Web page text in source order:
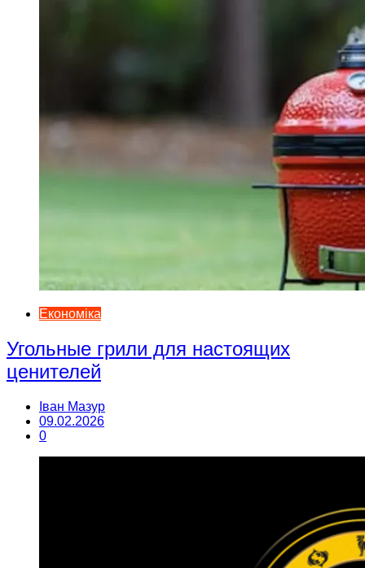
Економіка
Угольные грили для настоящих
ценителей
Іван Мазур
09.02.2026
0